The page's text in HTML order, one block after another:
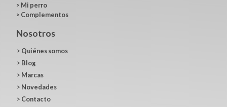
> Mi perro
> Complementos
Nosotros
> Quiénes somos
> Blog
> Marcas
> Novedades
> Contacto